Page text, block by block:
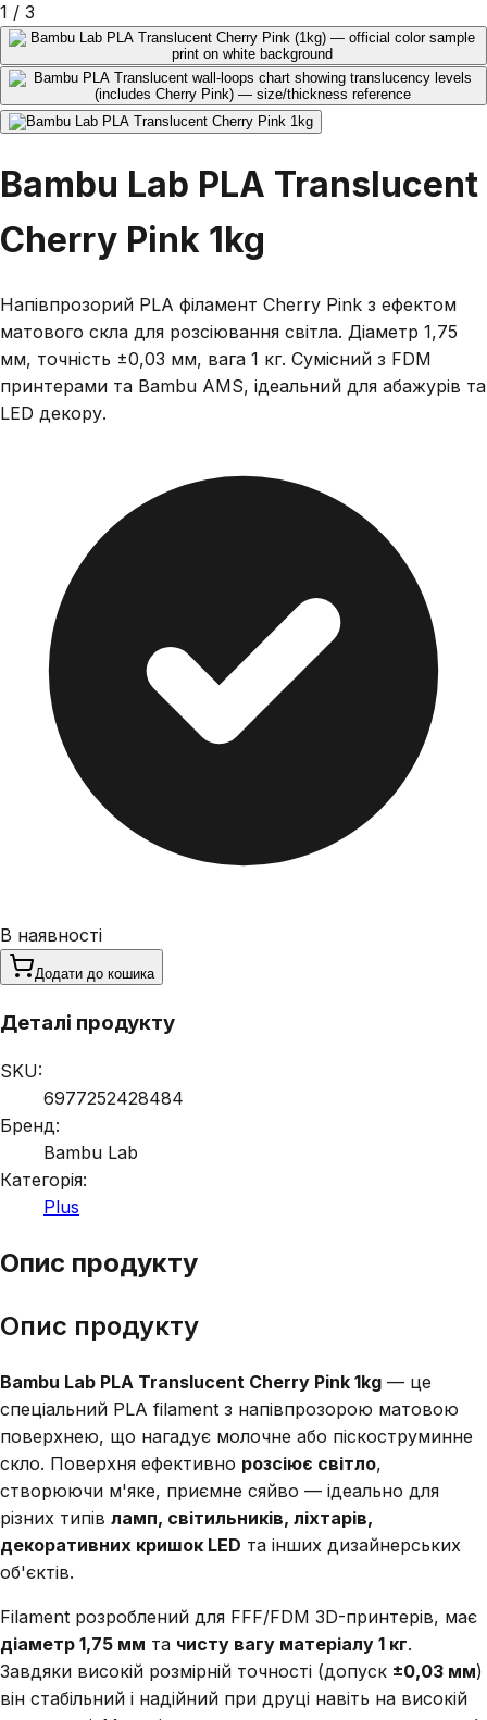
1 / 3
Bambu Lab PLA Translucent
Cherry Pink 1kg
Напівпрозорий PLA філамент Cherry Pink з ефектом
матового скла для розсіювання світла. Діаметр 1,75
мм, точність ±0,03 мм, вага 1 кг. Сумісний з FDM
принтерами та Bambu AMS, ідеальний для абажурів та
LED декору.
В наявності
Додати до кошика
Деталі продукту
SKU:
6977252428484
Бренд:
Bambu Lab
Категорія:
Plus
Опис продукту
Опис продукту
Bambu Lab PLA Translucent Cherry Pink 1kg — це
спеціальний PLA filament з напівпрозорою матовою
поверхнею, що нагадує молочне або піскоструминне
скло. Поверхня ефективно розсіює світло,
створюючи м'яке, приємне сяйво — ідеально для
різних типів ламп, світильників, ліхтарів,
декоративних кришок LED та інших дизайнерських
об'єктів.
Filament розроблений для FFF/FDM 3D-принтерів, має
діаметр 1,75 мм та чисту вагу матеріалу 1 кг.
Завдяки високій розмірній точності (допуск ±0,03 мм)
він стабільний і надійний при друці навіть на високій